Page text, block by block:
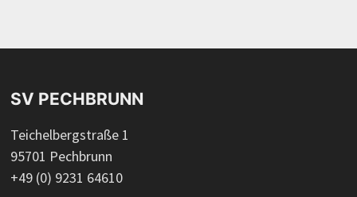
SV PECHBRUNN
Teichelbergstraße 1
95701 Pechbrunn
+49 (0) 9231 64610